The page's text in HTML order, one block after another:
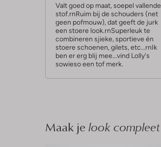
r
r
e
n
Valt goed op maat, soepel vallende
stof.rnRuim bij de schouders (net
geen pofmouw), dat geeft de jurk
een stoere look.rnSuperleuk te
combineren sjieke, sportieve én
stoere schoenen, gilets, etc...rnIk
ben er erg blij mee...vind Lolly's
sowieso een tof merk.
Maak je look compleet